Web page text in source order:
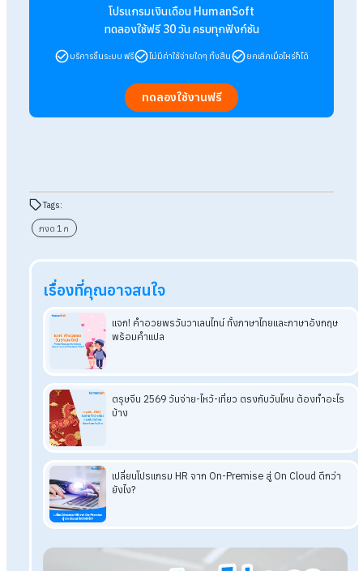
การยื่น ภ.ง.ด.1 และ ภ.ง.ด.1ก ออนไลน์ เป็นหน้าที่สำคัญที่นายจ้าง
และ HR ต้องทำอย่างถูกต้องและตรงเวลา โดยเริ่มจากความเข้าใจ
ความแตกต่างของแต่ละแบบ เตรียมไฟล์ข้อมูลจากโปรแกรมเงินเ
บริหารภาษีเงินเดือนขององค์กรเป็นเรื่องง่ายและมั่นใจมากขึ้นใน
ภาษี
และ ภ.ง.ด. 1ก
Q:ภาษีหัก ณ ที่จ่ายคืออะไร?
A: ภาษีที่ผู้จ่ายเงิน เช่น นายจ้างหรือบริษัท หักไว้ล่วงหน้าจากเ
ได้ของผู้รับเงิน เช่น พนักงานหรือลูกจ้าง แล้วนำส่งให้กรม
สรรพากรตามกฎหมาย
Q: หากไม่ยื่นแบบ ภ.ง.ด. 1 และ ภ.ง.ด. 1ก จะมีความผิดไหม?
A: หากไม่ยื่น ผู้จ่ายเงินต้องร่วมรับผิดกับผู้มีเงินได้ในการชำระ
ตามจำนวนที่ไม่ได้หักและนำส่ง หรือส่วนที่ขาดไป แล้วแต่กรณี
กฎหมาย
Q: หากไม่มีการหักภาษี ณ ที่จ่ายพนักงานคนไหนเลยในเดือ
ๆ ยังต้องยื่น ภ.ง.ด.1 หรือไม่?
A: ยังต้องยื่น หากมีการจ่ายเงินเดือน แม้ภาษีที่ต้องนำส่งเป็น 0